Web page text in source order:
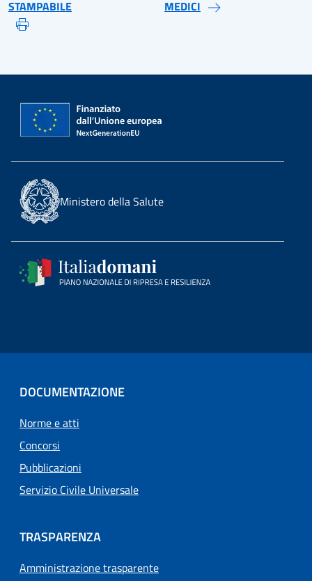
STAMPABILE
MEDICI
Ministero della Salute
DOCUMENTAZIONE
Norme e atti
Concorsi
Pubblicazioni
Servizio Civile Universale
TRASPARENZA
Amministrazione trasparente